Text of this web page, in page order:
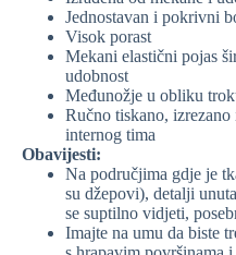
Jednostavan i pokrivni
Visok porast
Mekani elastični pojas
udobnost
Međunožje u obliku
Ručno tiskano, izrezano
internog tima
Obavijesti:
Na područjima gdje je
su džepovi), detalji
se suptilno vidjeti,
Imajte na umu da biste